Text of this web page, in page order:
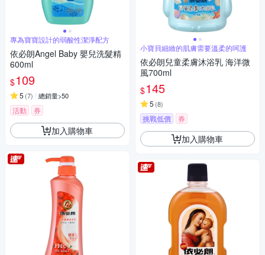
專為寶寶設計的弱酸性潔淨配方
依必朗Angel Baby 嬰兒洗髮精
600ml
$109
5 (7) 總銷量>50
活動 券
加入購物車
小寶貝細緻的肌膚需要溫柔的呵護
依必朗兒童柔膚沐浴乳 海洋微
風700ml
$145
5 (8)
挑戰低價 券
加入購物車